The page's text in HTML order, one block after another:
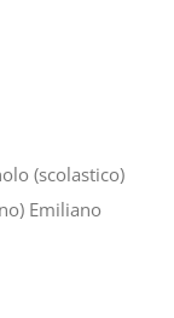
(scolastico)
Emiliano